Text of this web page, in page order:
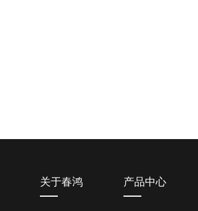
关于春鸿 产品中心